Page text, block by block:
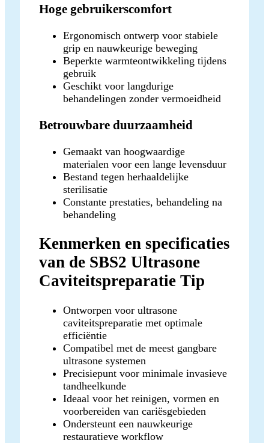
Hoge gebruikerscomfort
Ergonomisch ontwerp voor stabiele
grip en nauwkeurige beweging
Beperkte warmteontwikkeling tijdens
gebruik
Geschikt voor langdurige
behandelingen zonder vermoeidheid
Betrouwbare duurzaamheid
Gemaakt van hoogwaardige
materialen voor een lange levensduur
Bestand tegen herhaaldelijke
sterilisatie
Constante prestaties, behandeling na
behandeling
Kenmerken en specificaties
van de SBS2 Ultrasone
Caviteitspreparatie Tip
Ontworpen voor ultrasone
caviteitspreparatie met optimale
efficiëntie
Compatibel met de meest gangbare
ultrasone systemen
Precisiepunt voor minimale invasieve
tandheelkunde
Ideaal voor het reinigen, vormen en
voorbereiden van cariësgebieden
Ondersteunt een nauwkeurige
restauratieve workflow